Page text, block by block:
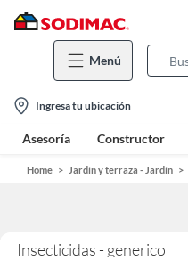
Menú
location-
icon
Ingresa tu ubicación
Asesoría Constructor
Home Jardín y terraza - Jardín
Insecticidas - generico